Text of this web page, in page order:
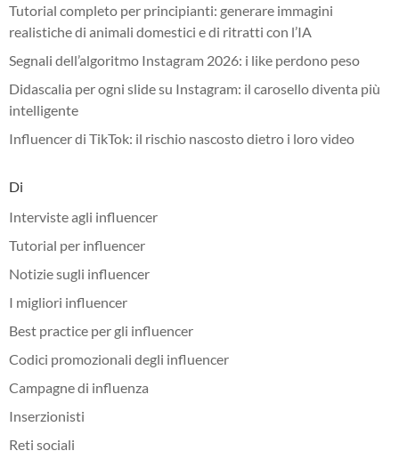
Tutorial completo per principianti: generare immagini
realistiche di animali domestici e di ritratti con l’IA
Segnali dell’algoritmo Instagram 2026: i like perdono peso
Didascalia per ogni slide su Instagram: il carosello diventa più
intelligente
Influencer di TikTok: il rischio nascosto dietro i loro video
Di
Interviste agli influencer
Tutorial per influencer
Notizie sugli influencer
I migliori influencer
Best practice per gli influencer
Codici promozionali degli influencer
Campagne di influenza
Inserzionisti
Reti sociali